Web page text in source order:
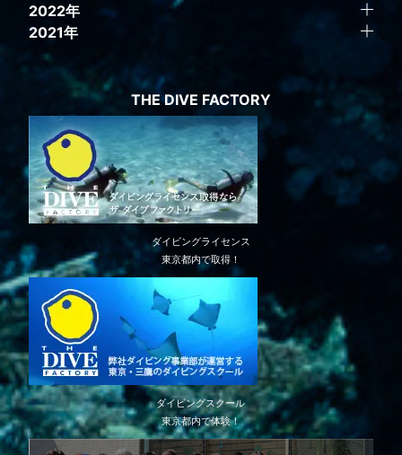
2022年
2021年
THE DIVE FACTORY
ダイビングライセンス
東京都内で取得！
ダイビングスクール
東京都内で体験！